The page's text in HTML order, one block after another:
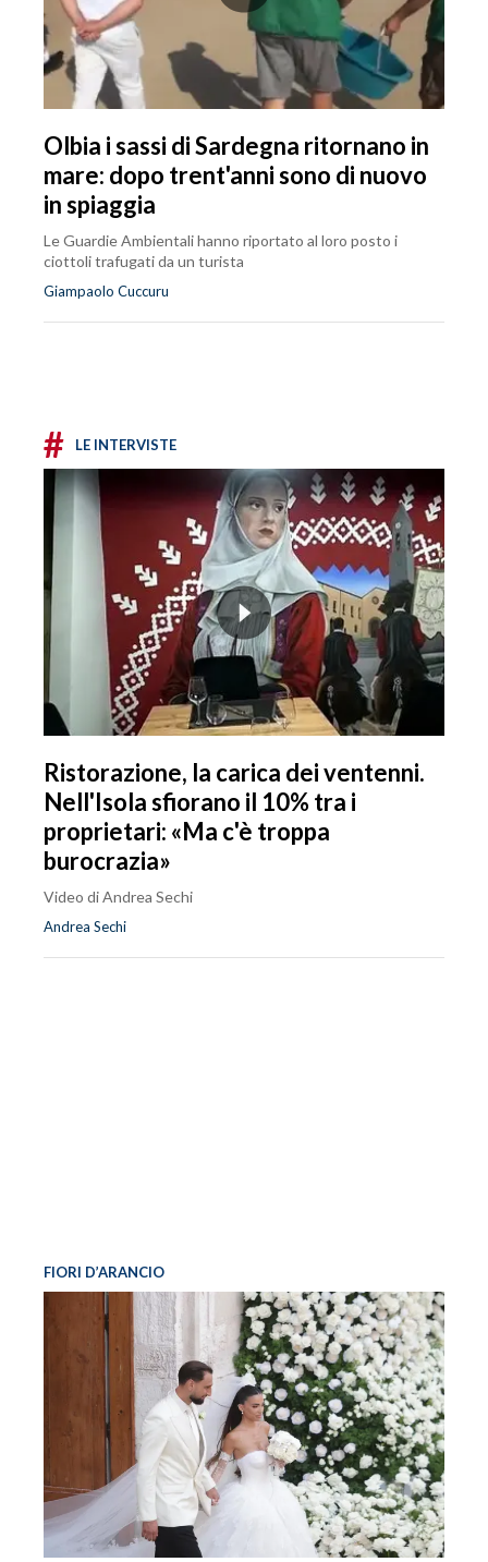
Olbia i sassi di Sardegna ritornano in
mare: dopo trent'anni sono di nuovo
in spiaggia
Le Guardie Ambientali hanno riportato al loro posto i
ciottoli trafugati da un turista
Giampaolo Cuccuru
# LE INTERVISTE
Ristorazione, la carica dei ventenni.
Nell'Isola sfiorano il 10% tra i
proprietari: «Ma c'è troppa
burocrazia»
Video di Andrea Sechi
Andrea Sechi
FIORI D’ARANCIO